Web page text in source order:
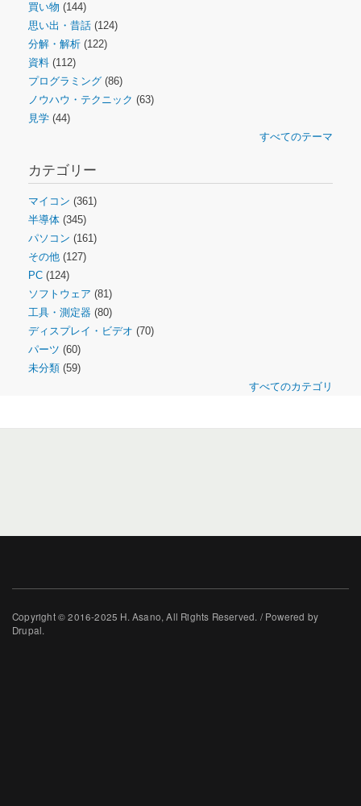
買い物 (144)
思い出・昔話 (124)
分解・解析 (122)
資料 (112)
プログラミング (86)
ノウハウ・テクニック (63)
見学 (44)
すべてのテーマ
カテゴリー
マイコン (361)
半導体 (345)
パソコン (161)
その他 (127)
PC (124)
ソフトウェア (81)
工具・測定器 (80)
ディスプレイ・ビデオ (70)
パーツ (60)
未分類 (59)
すべてのカテゴリ
Copyright © 2016-2025 H. Asano, All Rights Reserved. / Powered by
Drupal.